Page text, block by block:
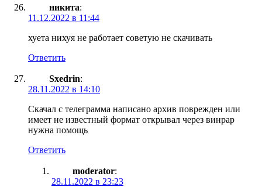
никита:
11.12.2022 в 11:44
хуета нихуя не работает советую не скачивать
Ответить
Sxedrin:
28.11.2022 в 14:10
Скачал с телеграмма написано архив поврежден или
имеет не известный формат открывал через винрар
нужна помощь
Ответить
moderator:
28.11.2022 в 23:23